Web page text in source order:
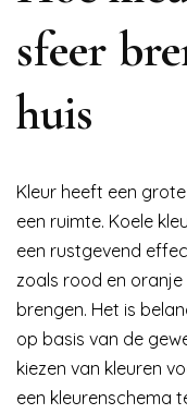
sfeer
huis
Kleur heeft een
een ruimte. Koele
een rustgevend
zoals rood en oranje
brengen. Het is
op basis van de
kiezen van kleuren
een kleurenschema